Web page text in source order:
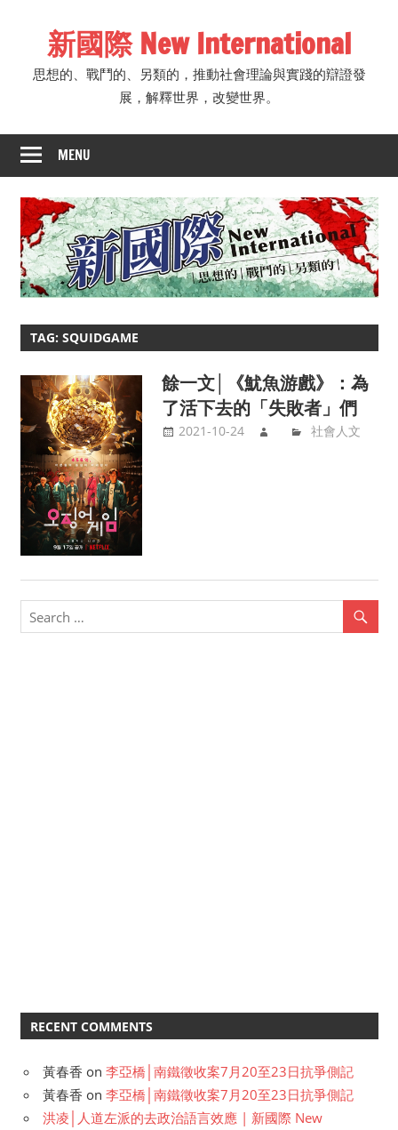
新國際 New International
思想的、戰鬥的、另類的，推動社會理論與實踐的辯證發
展，解釋世界，改變世界。
MENU
TAG: SQUIDGAME
餘一文│《魷魚游戲》：為
了活下去的「失敗者」們
2021-10-24 社會人文
RECENT COMMENTS
黃春香 on 李亞橋│南鐵徵收案7月20至23日抗爭側記
黃春香 on 李亞橋│南鐵徵收案7月20至23日抗爭側記
洪凌│人道左派的去政治語言效應 | 新國際 New